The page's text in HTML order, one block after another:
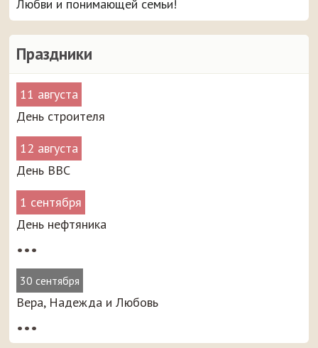
Праздники
11 августа
День строителя
12 августа
День ВВС
1 сентября
День нефтяника
•••
30 сентября
Вера, Надежда и Любовь
•••
Любви и понимающей семьи!